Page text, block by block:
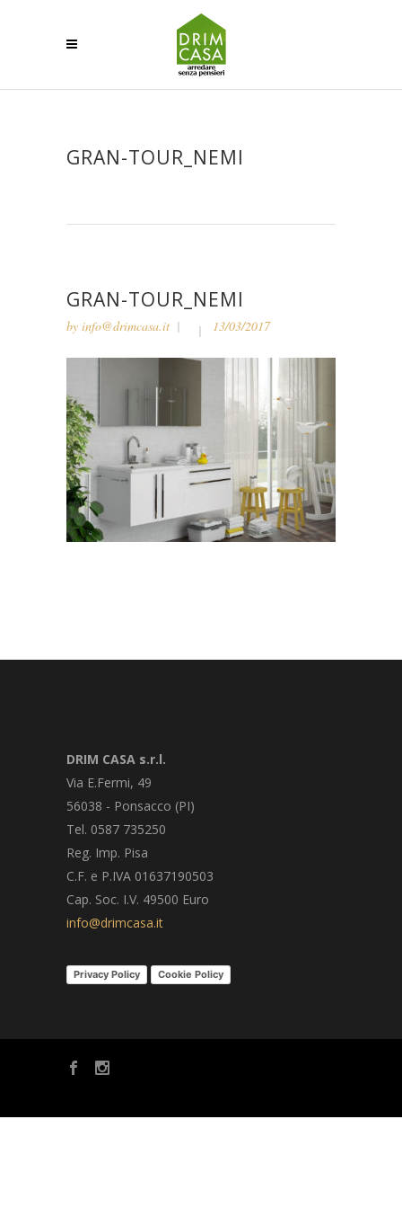
GRAN-TOUR_NEMI
GRAN-TOUR_NEMI
by info@drimcasa.it 13/03/2017
DRIM CASA s.r.l.
Via E.Fermi, 49
56038 - Ponsacco (PI)
Tel. 0587 735250
Reg. Imp. Pisa
C.F. e P.IVA 01637190503
Cap. Soc. I.V. 49500 Euro
info@drimcasa.it
Privacy Policy Cookie Policy